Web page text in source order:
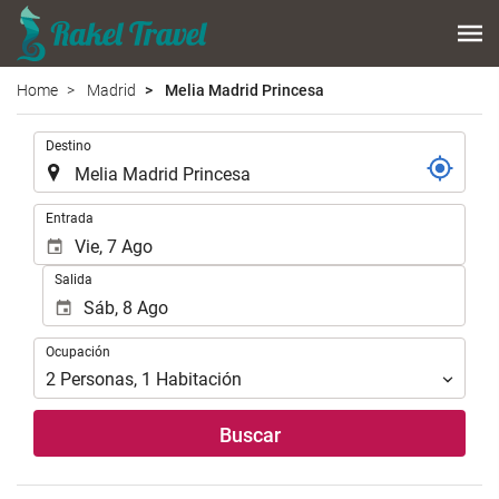
Home Madrid Melia Madrid Princesa
Destino
Entrada
Salida
Ocupación
Ocupación
2 Personas, 1 Habitación
Buscar